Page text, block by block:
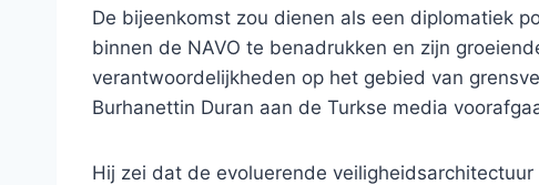
De bijeenkomst zou dienen als een diplomatiek
binnen de NAVO te benadrukken en zijn
verantwoordelijkheden op het gebied van
Burhanettin Duran aan de Turkse media
Hij zei dat de evoluerende